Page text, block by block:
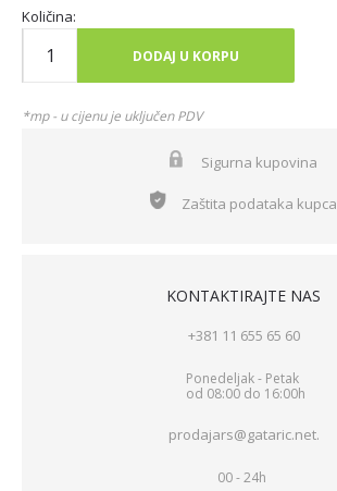
Količina:
DODAJ U KORPU
*mp - u cijenu je uključen PDV
Sigurna kupovina
Zaštita podataka kupca
KONTAKTIRAJTE NAS
+381 11 655 65 60
Ponedeljak - Petak
od 08:00 do 16:00h
prodajars@gataric.net.
00 - 24h